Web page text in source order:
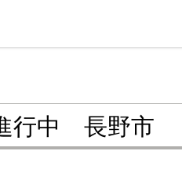
行中 長野市